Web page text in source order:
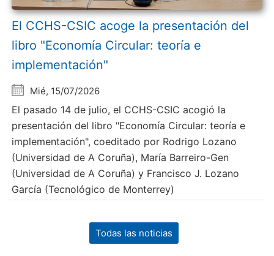
El CCHS-CSIC acoge la presentación del
libro "Economía Circular: teoría e
implementación"
Mié, 15/07/2026
El pasado 14 de julio, el CCHS-CSIC acogió la
presentación del libro "Economía Circular: teoría e
implementación", coeditado por Rodrigo Lozano
(Universidad de A Coruña), María Barreiro-Gen
(Universidad de A Coruña) y Francisco J. Lozano
García (Tecnológico de Monterrey)
Todas las noticias